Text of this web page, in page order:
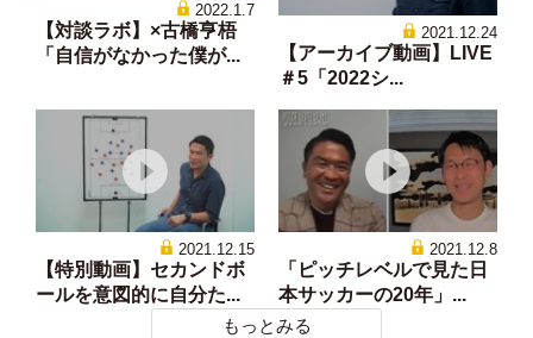
2022.1.7
【対談ラボ】×古橋亨梧
「自信がなかった僕が...
2021.12.24
【アーカイブ動画】LIVE
＃5「2022シ...
2021.12.15
【特別動画】セカンドボ
ールを意図的に自分た...
2021.12.8
「ピッチレベルで見た日
本サッカーの20年」...
もっとみる